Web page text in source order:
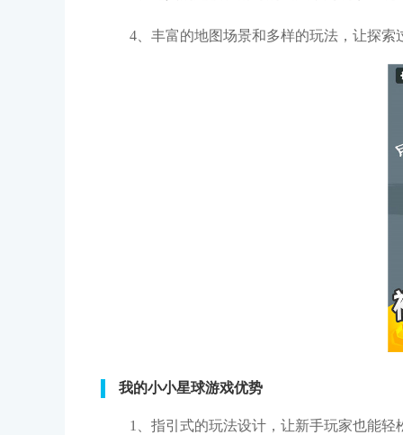
4、丰富的地图场景和多样的玩法，让探索
我的小小星球游戏优势
1、指引式的玩法设计，让新手玩家也能轻